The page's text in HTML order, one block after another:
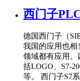
西门子
德国西门子（
我国的应用也
领域都有应用。
括LOGO、S7-
等。 西门子S7